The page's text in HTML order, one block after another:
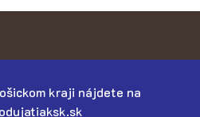
kraji nájdete na